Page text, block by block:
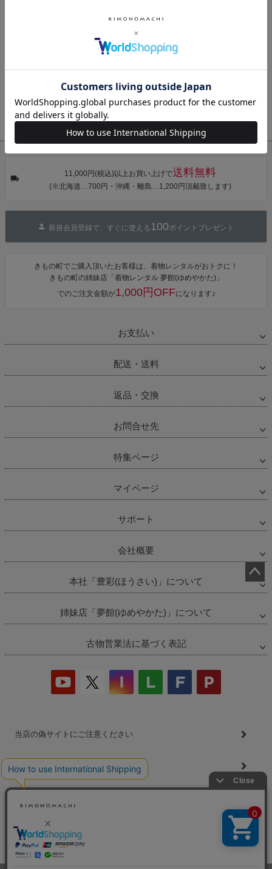
シェ）「ラン
タン・夜の葉
プ」Fサイズ
ワンピース 簡
物
HI オリジナル
【メール便不
可】
【メール便不
可】
きもの町からのご案内(自動配信メール・お問い合わせメールの返
信・ご注文確認メールなど)が届かない方へ
お知らせ その他、きもの町からの各種お知らせはコチラ
衣装協力・衣装貸し出し・リースをご希望の方はこちら
ペー
ップ
へ
11,000円(税込)以上お買い上げで送料無料
(※北海道…700円・沖縄・離島…1,200円頂戴致します)
新規会員登録で、すぐに使える 100ポイントプレゼント
きもの町でご購入頂いたお客様は、着物レンタルがおトクに！
きもの町の姉妹店「着物レンタル 夢館(ゆめやかた)」
でのご注文金額が1,000円OFFになります♪
お支払い
配送・送料
返品・交換
お問合せ先
特集ページ
マイページ
サポート
会社概要
本社「豊彩(ほうさい)」について
姉妹店「夢館(ゆめやかた)」について
古物営業法に基づく表記
当店の偽サイトにご注意ください
商品の無断販売・転売の禁止について
会社概要プライバシーポリシー お問い合わせ